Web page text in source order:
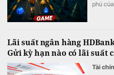
phú
Lãi suất ngân hàng
Gửi kỳ hạn nào có lãi suất
Tài